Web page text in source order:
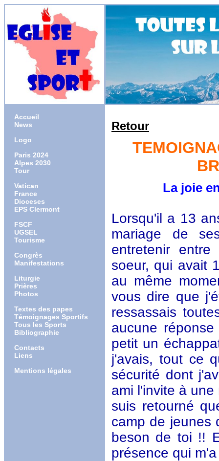
Accueil
News
Logo
Paris 2024
Alpes 2030
Tour
Vatican
France
Dioceses
EPS Clermont
FSCF
UGSEL
Tourisme
Congrès
Manifestations
Liturgie
Prières
Photos
Textes des papes
Témoignages Sportifs
Tous les Sports
Bibliographie
Contacts
Liens
Mentions légales
Retour
La joie
Lorsqu'il a 13
mariage de
entretenir
soeur, qui avait
au même
vous dire que
ressassais
aucune
petit un
j'avais, tout ce
sécurité dont
ami l'invite à
suis retourné
camp de jeunes
beson de toi !!
présence qui